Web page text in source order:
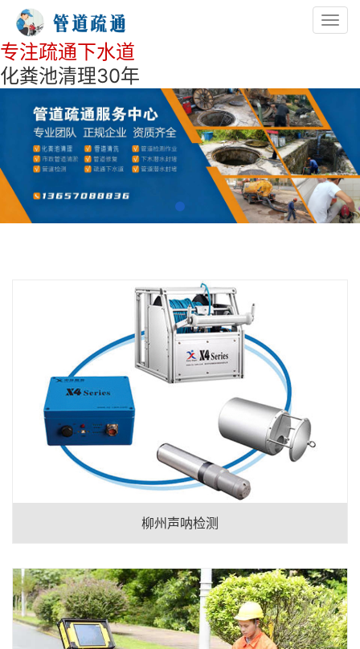
专注疏通下水道
化粪池清理30年
柳州声呐检测